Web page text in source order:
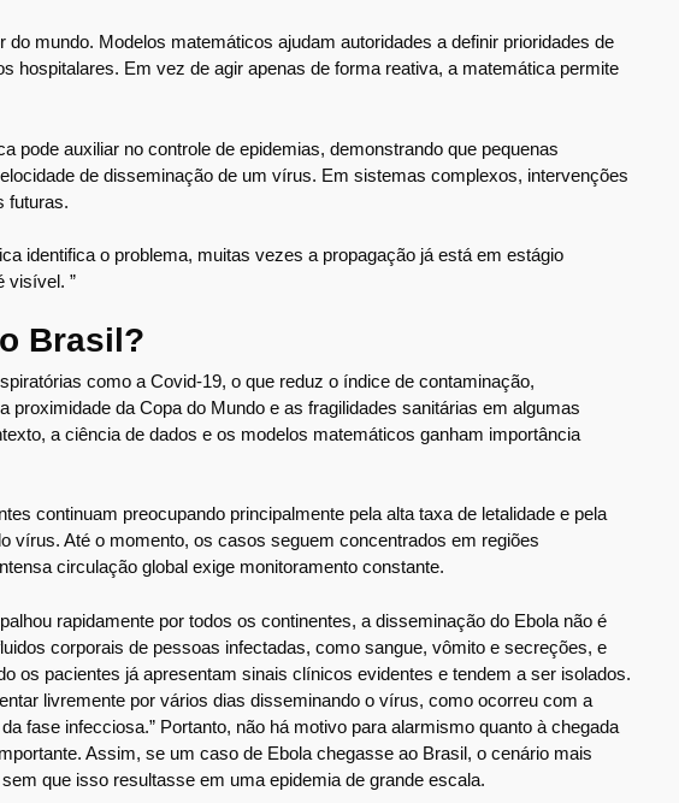
mundo. Modelos matemáticos ajudam autoridades a definir prioridades de
hospitalares. Em vez de agir apenas de forma reativa, a matemática permite
pode auxiliar no controle de epidemias, demonstrando que pequenas
de disseminação de um vírus. Em sistemas complexos, intervenções
futuras.
identifica o problema, muitas vezes a propagação já está em estágio
visível. ”
Brasil?
como a Covid-19, o que reduz o índice de contaminação,
da Copa do Mundo e as fragilidades sanitárias em algumas
a ciência de dados e os modelos matemáticos ganham importância
continuam preocupando principalmente pela alta taxa de letalidade e pela
vírus. Até o momento, os casos seguem concentrados em regiões
circulação global exige monitoramento constante.
rapidamente por todos os continentes, a disseminação do Ebola não é
corporais de pessoas infectadas, como sangue, vômito e secreções, e
os pacientes já apresentam sinais clínicos evidentes e tendem a ser isolados.
livremente por vários dias disseminando o vírus, como ocorreu com a
fase infecciosa.” Portanto, não há motivo para alarmismo quanto à chegada
Assim, se um caso de Ebola chegasse ao Brasil, o cenário mais
que isso resultasse em uma epidemia de grande escala.